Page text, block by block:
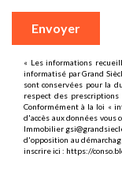
Envoyer
« Les informations
informatisé par Grand
sont conservées pour la
respect des
Conformément à la loi «
d'accès aux données
Immobilier
d'opposition au
inscrire ici : https://